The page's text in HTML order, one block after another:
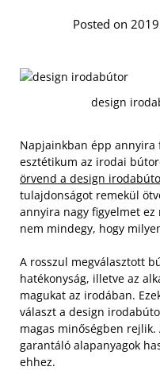
Posted on
design
Napjainkban épp annyira
esztétikum az irodai
örvend a design
tulajdonságot remekül
annyira nagy figyelmet
nem mindegy, hogy
A rosszul megválasztott
hatékonyság, illetve az
magukat az irodában.
választ a design
magas minőségben
garantáló alapanyagok
ehhez.